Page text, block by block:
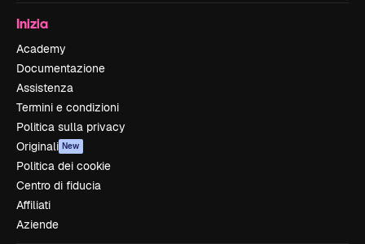
Inizia
Academy
Documentazione
Assistenza
Termini e condizioni
Politica sulla privacy
Originali New
Politica dei cookie
Centro di fiducia
Affiliati
Aziende